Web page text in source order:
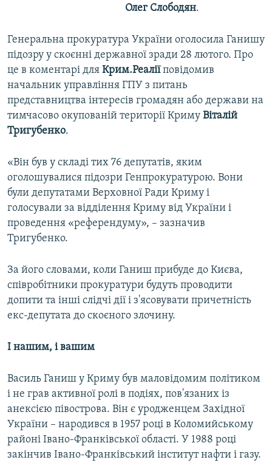
Олег Слободян.
Генеральна прокуратура України оголосила Ганишу
підозру у скоєнні державної зради 28 лютого. Про
це в коментарі для Крим.Реаліїповідомив
начальник управління ГПУ з питань
представництва інтересів громадян або держави на
тимчасово окупованій території Криму Віталій
Тригубенко.
«Він був у складі тих 76 депутатів, яким
оголошувалися підозри Генпрокуратурою. Вони
були депутатами Верховної Ради Криму і
голосували за відділення Криму від України і
проведення «референдуму», – зазначив
Тригубенко.
За його словами, коли Ганиш прибуде до Києва,
співробітники прокуратури будуть проводити
допити та інші слідчі дії і з'ясовувати причетність
екс-депутата до скоєного злочину.
І нашим, і вашим
Василь Ганиш у Криму був маловідомим політиком
і не грав активної ролі в подіях, пов'язаних із
анексією півострова. Він є уродженцем Західної
України – народився в 1957 році в Коломийському
районі Івано-Франківської області. У 1988 році
закінчив Івано-Франківський інститут нафти і газу.